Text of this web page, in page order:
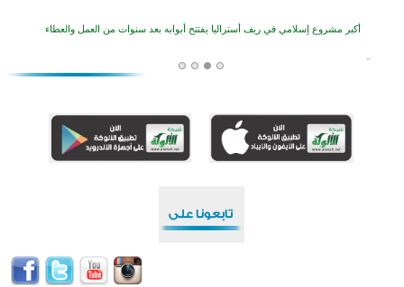
أكبر مشروع إسلامي في ريف أستراليا يفتتح أبوابه بعد سنوات من العمل والعطاء
القرآن والتربية في صدارة البرامج الصيفية للمسلمين في بينزا وساراتوف وموردوفيا هذا العام
أكثر من 100 شخص يتعرفون على الإسلام خلال يوم المسجد المفتوح في ميلفيل